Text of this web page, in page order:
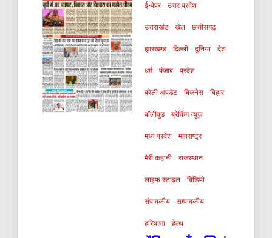
ई-पेपर उत्तर प्रदेश
उत्तराखंड खेल छत्तीसगढ़
झारखण्ड दिल्ली दुनिया देश
धर्म पंजाब प्रदेश
बरेली अपडेट बिजनेस बिहार
बॉलीवुड ब्रेकिंग न्यूज़
मध्य प्रदेश महाराष्ट्र
मेरी कहानी राजस्थान
लाइफ स्टाइल विडियो
संपादकीय सम्पादकीय
हरियाणा हेल्थ